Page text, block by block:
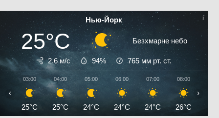
Нью-Йорк
25°C Безхмарне небо
2.6 м/с 94% 765 мм рт. ст.
03:00
25°C
04:00
25°C
05:00
24°C
06:00
24°C
07:00
24°C
08:00
26°C
‹ ›